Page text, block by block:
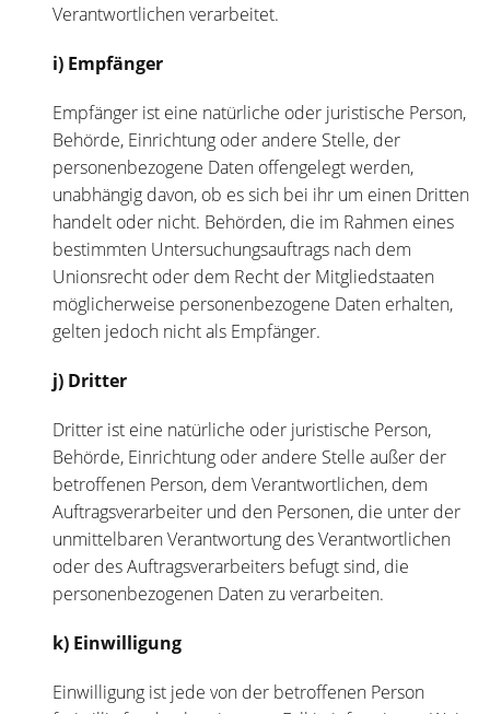
Verantwortlichen verarbeitet.
i) Empfänger
Empfänger ist eine natürliche oder juristische Person,
Behörde, Einrichtung oder andere Stelle, der
personenbezogene Daten offengelegt werden,
unabhängig davon, ob es sich bei ihr um einen Dritten
handelt oder nicht. Behörden, die im Rahmen eines
bestimmten Untersuchungsauftrags nach dem
Unionsrecht oder dem Recht der Mitgliedstaaten
möglicherweise personenbezogene Daten erhalten,
gelten jedoch nicht als Empfänger.
j) Dritter
Dritter ist eine natürliche oder juristische Person,
Behörde, Einrichtung oder andere Stelle außer der
betroffenen Person, dem Verantwortlichen, dem
Auftragsverarbeiter und den Personen, die unter der
unmittelbaren Verantwortung des Verantwortlichen
oder des Auftragsverarbeiters befugt sind, die
personenbezogenen Daten zu verarbeiten.
k) Einwilligung
Einwilligung ist jede von der betroffenen Person